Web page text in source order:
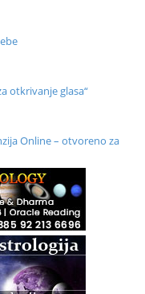
otkrivanje glasa“
Online – otvoreno za
i Online
(Basic Pranic